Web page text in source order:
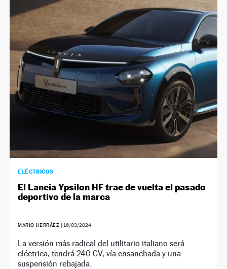
ELÉCTRICOS
El Lancia Ypsilon HF trae de vuelta el pasado
deportivo de la marca
MARIO HERRÁEZ | 16/03/2024
La versión más radical del utilitario italiano será
eléctrica, tendrá 240 CV, vía ensanchada y una
suspensión rebajada.